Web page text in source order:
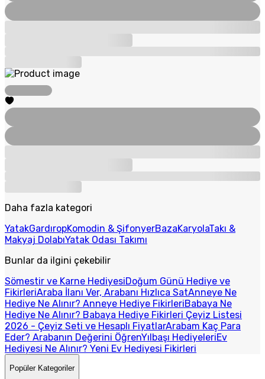
Daha fazla kategori
YatakGardıropKomodin & ŞifonyerBazaKaryolaTakı &
Makyaj DolabıYatak Odası Takımı
Bunlar da ilgini çekebilir
Sömestir ve Karne HediyesiDoğum Günü Hediye ve
FikirleriAraba İlanı Ver, Arabanı Hızlıca SatAnneye Ne
Hediye Ne Alınır? Anneye Hediye FikirleriBabaya Ne
Hediye Ne Alınır? Babaya Hediye Fikirleri Çeyiz Listesi
2026 - Çeyiz Seti ve Hesaplı FiyatlarArabam Kaç Para
Eder? Arabanın Değerini ÖğrenYılbaşı HediyeleriEv
Hediyesi Ne Alınır? Yeni Ev Hediyesi Fikirleri
Popüler Kategoriler